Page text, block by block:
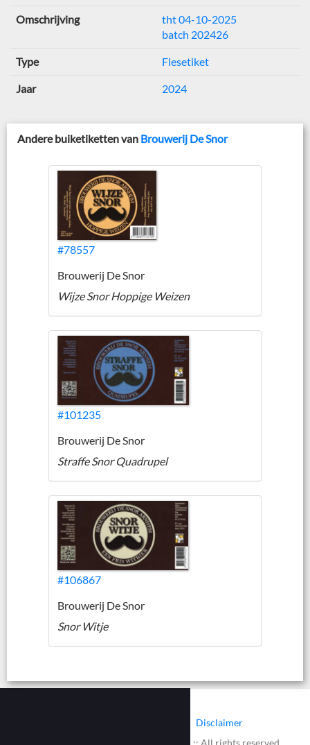
Omschrijving
tht 04-10-2025
batch 202426
Type Flesetiket
Jaar 2024
Andere buiketiketten van Brouwerij De Snor
#78557
Brouwerij De Snor
Wijze Snor Hoppige Weizen
#101235
Brouwerij De Snor
Straffe Snor Quadrupel
#106867
Brouwerij De Snor
Snor Witje
Disclaimer